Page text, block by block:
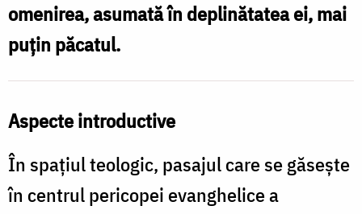
Foto:
ziarullumina.ro
omenirea, asumată în deplinătatea ei, mai
puțin păcatul.
Aspecte introductive
În spațiul teologic, pasajul care se găsește
în centrul pericopei evanghelice a